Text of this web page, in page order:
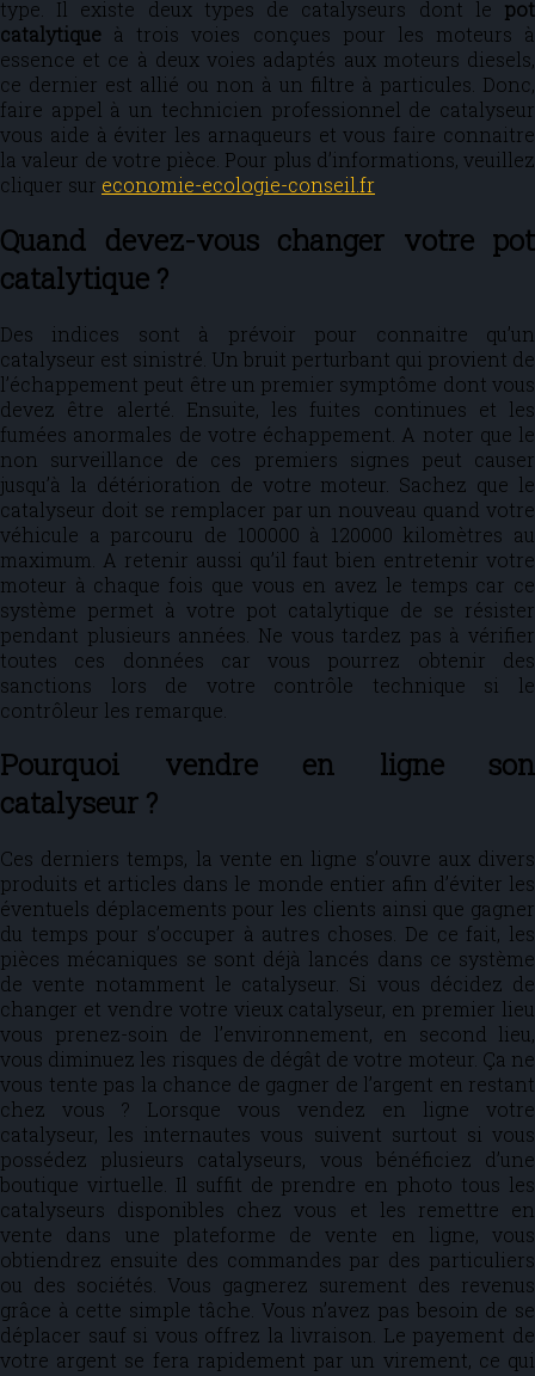
type. Il existe deux types de catalyseurs dont le pot
catalytique à trois voies conçues pour les moteurs à
essence et ce à deux voies adaptés aux moteurs diesels,
ce dernier est allié ou non à un filtre à particules. Donc,
faire appel à un technicien professionnel de catalyseur
vous aide à éviter les arnaqueurs et vous faire connaitre
la valeur de votre pièce. Pour plus d’informations, veuillez
cliquer sur economie-ecologie-conseil.fr
Quand devez-vous changer votre pot
catalytique ?
Des indices sont à prévoir pour connaitre qu’un
catalyseur est sinistré. Un bruit perturbant qui provient de
l’échappement peut être un premier symptôme dont vous
devez être alerté. Ensuite, les fuites continues et les
fumées anormales de votre échappement. A noter que le
non surveillance de ces premiers signes peut causer
jusqu’à la détérioration de votre moteur. Sachez que le
catalyseur doit se remplacer par un nouveau quand votre
véhicule a parcouru de 100000 à 120000 kilomètres au
maximum. A retenir aussi qu’il faut bien entretenir votre
moteur à chaque fois que vous en avez le temps car ce
système permet à votre pot catalytique de se résister
pendant plusieurs années. Ne vous tardez pas à vérifier
toutes ces données car vous pourrez obtenir des
sanctions lors de votre contrôle technique si le
contrôleur les remarque.
Pourquoi vendre en ligne son
catalyseur ?
Ces derniers temps, la vente en ligne s’ouvre aux divers
produits et articles dans le monde entier afin d’éviter les
éventuels déplacements pour les clients ainsi que gagner
du temps pour s’occuper à autres choses. De ce fait, les
pièces mécaniques se sont déjà lancés dans ce système
de vente notamment le catalyseur. Si vous décidez de
changer et vendre votre vieux catalyseur, en premier lieu
vous prenez-soin de l’environnement, en second lieu,
vous diminuez les risques de dégât de votre moteur. Ça ne
vous tente pas la chance de gagner de l’argent en restant
chez vous ? Lorsque vous vendez en ligne votre
catalyseur, les internautes vous suivent surtout si vous
possédez plusieurs catalyseurs, vous bénéficiez d’une
boutique virtuelle. Il suffit de prendre en photo tous les
catalyseurs disponibles chez vous et les remettre en
vente dans une plateforme de vente en ligne, vous
obtiendrez ensuite des commandes par des particuliers
ou des sociétés. Vous gagnerez surement des revenus
grâce à cette simple tâche. Vous n’avez pas besoin de se
déplacer sauf si vous offrez la livraison. Le payement de
votre argent se fera rapidement par un virement, ce qui